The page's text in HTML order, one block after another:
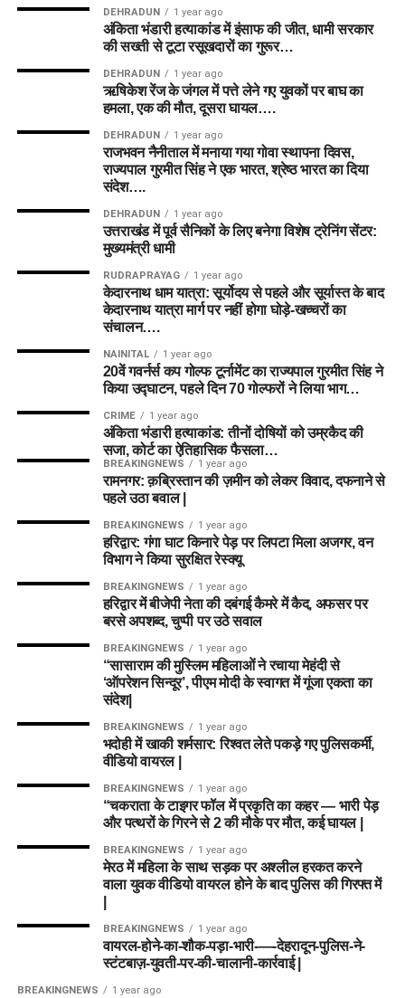
DEHRADUN 1 year ago
अंकिता भंडारी हत्याकांड में इंसाफ की जीत, धामी सरकार
की सख्ती से टूटा रसूखदारों का गुरूर…
DEHRADUN 1 year ago
ऋषिकेश रेंज के जंगल में पत्ते लेने गए युवकों पर बाघ का
हमला, एक की मौत, दूसरा घायल….
DEHRADUN 1 year ago
राजभवन नैनीताल में मनाया गया गोवा स्थापना दिवस,
राज्यपाल गुरमीत सिंह ने एक भारत, श्रेष्ठ भारत का दिया
संदेश….
DEHRADUN 1 year ago
उत्तराखंड में पूर्व सैनिकों के लिए बनेगा विशेष ट्रेनिंग सेंटर:
मुख्यमंत्री धामी
RUDRAPRAYAG 1 year ago
केदारनाथ धाम यात्रा: सूर्योदय से पहले और सूर्यास्त के बाद
केदारनाथ यात्रा मार्ग पर नहीं होगा घोड़े-खच्चरों का
संचालन….
NAINITAL 1 year ago
20वें गवर्नर्स कप गोल्फ टूर्नामेंट का राज्यपाल गुरमीत सिंह ने
किया उद्घाटन, पहले दिन 70 गोल्फरों ने लिया भाग…
CRIME 1 year ago
अंकिता भंडारी हत्याकांड: तीनों दोषियों को उम्रकैद की
सजा, कोर्ट का ऐतिहासिक फैसला…
BREAKINGNEWS 1 year ago
रामनगर: क़ब्रिस्तान की ज़मीन को लेकर विवाद, दफनाने से
पहले उठा बवाल |
BREAKINGNEWS 1 year ago
हरिद्वार: गंगा घाट किनारे पेड़ पर लिपटा मिला अजगर, वन
विभाग ने किया सुरक्षित रेस्क्यू
BREAKINGNEWS 1 year ago
हरिद्वार में बीजेपी नेता की दबंगई कैमरे में कैद, अफसर पर
बरसे अपशब्द, चुप्पी पर उठे सवाल
BREAKINGNEWS 1 year ago
“सासाराम की मुस्लिम महिलाओं ने रचाया मेहंदी से
‘ऑपरेशन सिन्दूर’, पीएम मोदी के स्वागत में गूंजा एकता का
संदेश|
BREAKINGNEWS 1 year ago
भदोही में खाकी शर्मसार: रिश्वत लेते पकड़े गए पुलिसकर्मी,
वीडियो वायरल |
BREAKINGNEWS 1 year ago
“चकराता के टाइगर फॉल में प्रकृति का कहर — भारी पेड़
और पत्थरों के गिरने से 2 की मौके पर मौत, कई घायल |
BREAKINGNEWS 1 year ago
मेरठ में महिला के साथ सड़क पर अश्लील हरकत करने
वाला युवक वीडियो वायरल होने के बाद पुलिस की गिरफ्त में
BREAKINGNEWS 1 year ago
वायरल-होने-का-शौक-पड़ा-भारी-—-देहरादून-पुलिस-ने-
स्टंटबाज़-युवती-पर-की-चालानी-कार्रवाई |
BREAKINGNEWS 1 year ago